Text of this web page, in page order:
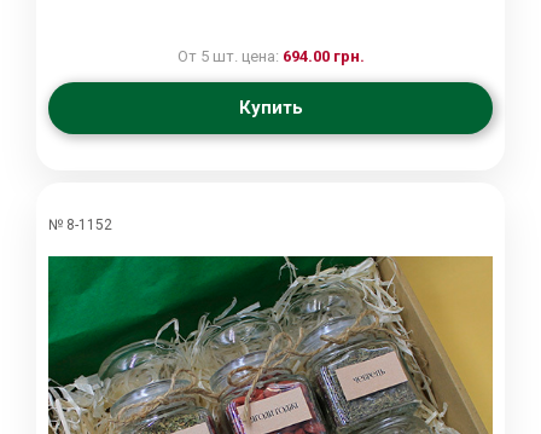
От 5 шт. цена: 694.00 грн.
Купить
№ 8-1152